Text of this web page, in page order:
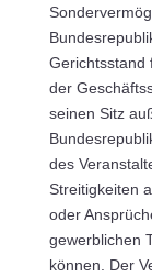
Gerichtsstand
der
seinen Sitz
des
Streitigkeiten
oder
gewerblichen
können. Der